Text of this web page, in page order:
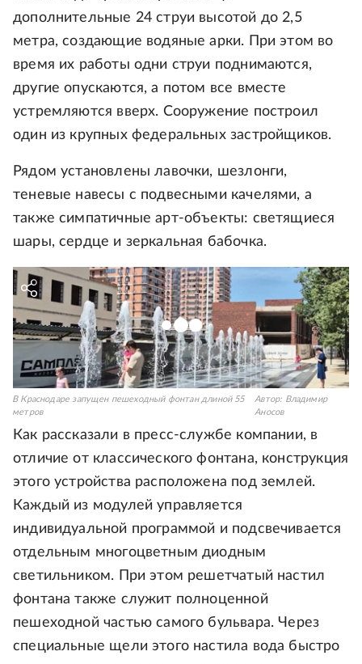
дополнительные 24 струи высотой до 2,5
метра, создающие водяные арки. При этом во
время их работы одни струи поднимаются,
другие опускаются, а потом все вместе
устремляются вверх. Сооружение построил
один из крупных федеральных застройщиков.
Рядом установлены лавочки, шезлонги,
теневые навесы с подвесными качелями, а
также симпатичные арт-объекты: светящиеся
шары, сердце и зеркальная бабочка.
В Краснодаре запущен пешеходный фонтан длиной 55
метров
Автор: Владимир
Аносов
Как рассказали в пресс-службе компании, в
отличие от классического фонтана, конструкция
этого устройства расположена под землей.
Каждый из модулей управляется
индивидуальной программой и подсвечивается
отдельным многоцветным диодным
светильником. При этом решетчатый настил
фонтана также служит полноценной
пешеходной частью самого бульвара. Через
специальные щели этого настила вода быстро